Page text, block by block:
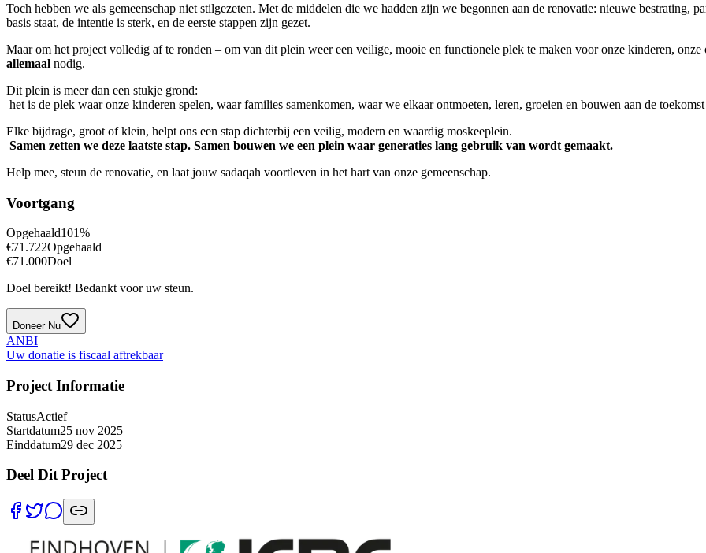
Toch hebben we als gemeenschap niet stilgezeten. Met de middelen die we hadden zijn we begonnen aan de renovatie: nieuwe bestrating,
basis staat, de intentie is sterk, en de eerste stappen zijn gezet.
Maar om het project volledig af te ronden – om van dit plein weer een veilige, mooie en functionele plek te maken voor onze kinderen, onze
allemaal nodig.
Dit plein is meer dan een stukje grond:
het is de plek waar onze kinderen spelen, waar families samenkomen, waar we elkaar ontmoeten, leren, groeien en bouwen aan de
Elke bijdrage, groot of klein, helpt ons een stap dichterbij een veilig, modern en waardig moskeeplein.
Samen zetten we deze laatste stap. Samen bouwen we een plein waar generaties lang gebruik van wordt gemaakt.
Help mee, steun de renovatie, en laat jouw sadaqah voortleven in het hart van onze gemeenschap.
Voortgang
Opgehaald101%
€71.722Opgehaald
€71.000Doel
Doel bereikt! Bedankt voor uw steun.
Doneer Nu
ANBI
Uw donatie is fiscaal aftrekbaar
Project Informatie
StatusActief
Startdatum25 nov 2025
Einddatum29 dec 2025
Deel Dit Project